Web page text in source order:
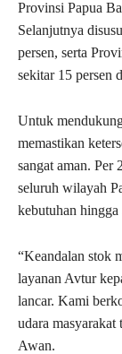
Provinsi Papua
Selanjutnya
persen, serta
sekitar 15 persen
Untuk
memastikan
sangat aman. Per
seluruh wilayah
kebutuhan
“Keandalan stok
layanan Avtur
lancar. Kami
udara masyarakat
Awan.